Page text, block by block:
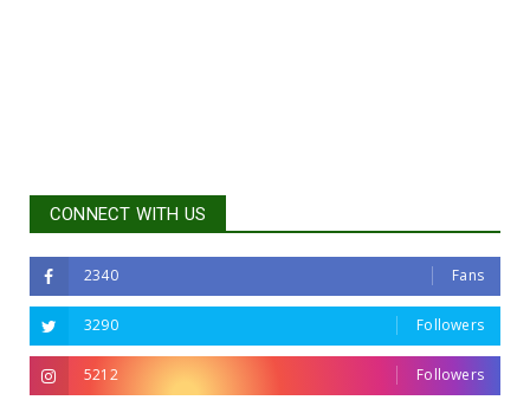
CONNECT WITH US
2340 Fans
3290 Followers
5212 Followers